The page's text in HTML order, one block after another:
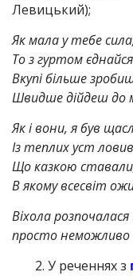
Левицький);
Як мала у тебе
То з гуртом
Вкупі більше
Швидше дійдеш до
Як і вони, я був
Із теплих уст
Що казкою
В якому всесвіт
Віхола
просто неможливо
У реченнях з